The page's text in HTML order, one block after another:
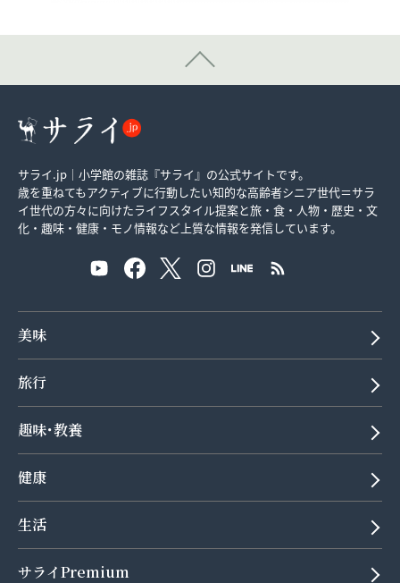
サライ.jp｜小学館の雑誌『サライ』の公式サイトです。
歳を重ねてもアクティブに行動したい知的な高齢者シニア世代＝サラ
イ世代の方々に向けたライフスタイル提案と旅・食・人物・歴史・文
化・趣味・健康・モノ情報など上質な情報を発信しています。
美味
旅行
趣味･教養
健康
生活
サライPremium